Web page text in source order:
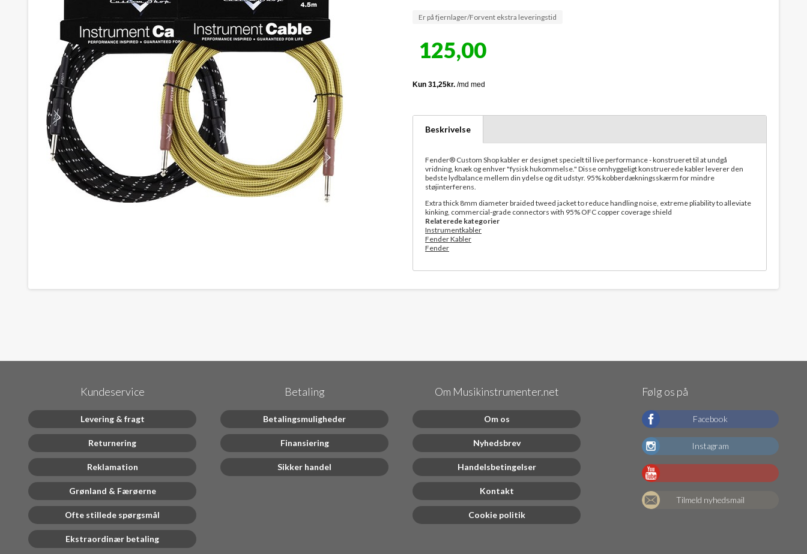
Er på fjernlager/Forvent ekstra leveringstid
125,00
Beskrivelse
Fender® Custom Shop kabler er designet specielt til live performance - konstrueret til at undgå
vridning, knæk og enhver "fysisk hukommelse." Disse omhyggeligt konstruerede kabler leverer den
bedste lydbalance mellem din ydelse og dit udstyr. 95% kobberdækningsskærm for mindre
støjinterferens.
Extra thick 8mm diameter braided tweed jacket to reduce handling noise, extreme pliability to alleviate
kinking, commercial-grade connectors with 95% OFC copper coverage shield
Relaterede kategorier
Instrumentkabler
Fender Kabler
Fender
Kundeservice
Levering & fragt
Returnering
Reklamation
Grønland & Færøerne
Ofte stillede spørgsmål
Ekstraordinær betaling
Betaling
Betalingsmuligheder
Finansiering
Sikker handel
Om Musikinstrumenter.net
Om os
Nyhedsbrev
Handelsbetingelser
Kontakt
Cookie politik
Følg os på
Facebook
Instagram
Tilmeld nyhedsmail